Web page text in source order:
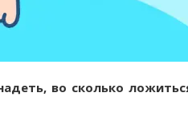
во сколько